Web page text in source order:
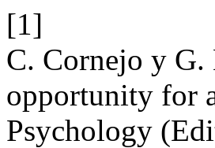
[1]
C. Cornejo y
opportunity for
Psychology